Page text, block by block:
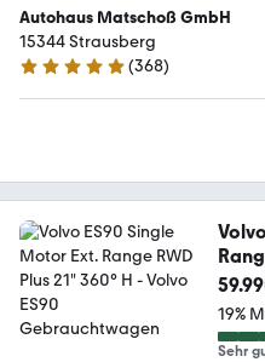
Autohaus Matschoß GmbH
15344 Strausberg
4.9 Sterne
(368)
19%
Sehr